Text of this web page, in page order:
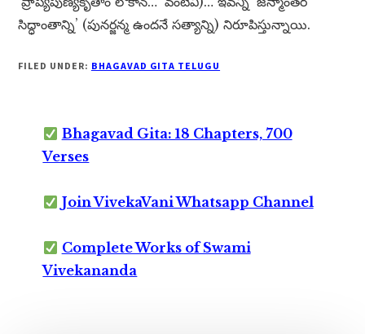
సిద్ధాంతాన్ని’ (పునర్జన్మ ఉందనే సత్యాన్ని) నిరూపిస్తున్నాయి.
FILED UNDER: BHAGAVAD GITA TELUGU
Bhagavad Gita: 18 Chapters, 700
Verses
Join VivekaVani Whatsapp Channel
Complete Works of Swami
Vivekananda